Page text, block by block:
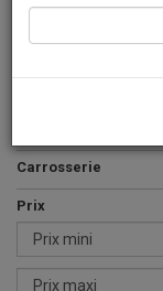
> Rechercher
Carrosserie
Prix